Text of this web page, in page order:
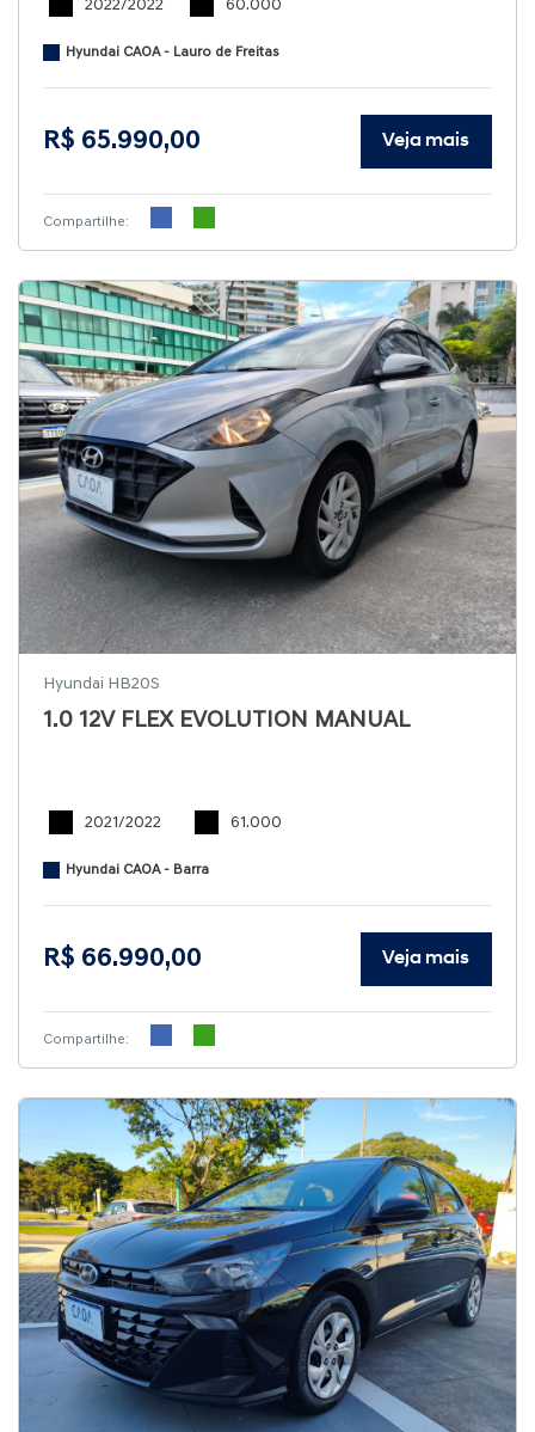
2022/2022 60.000
Hyundai CAOA - Lauro de Freitas
R$ 65.990,00 Veja mais
Compartilhe:
Hyundai HB20S
1.0 12V FLEX EVOLUTION MANUAL
2021/2022 61.000
Hyundai CAOA - Barra
R$ 66.990,00 Veja mais
Compartilhe: